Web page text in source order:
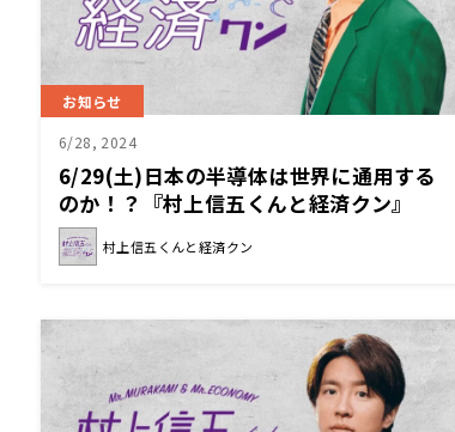
お知らせ
6/28, 2024
6/29(土)日本の半導体は世界に通用する
のか！？『村上信五くんと経済クン』
村上信五くんと経済クン